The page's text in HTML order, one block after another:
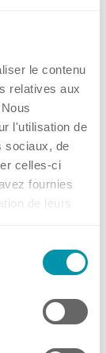
le contenu
relatives aux
l'utilisation de
sociaux, de
celles-ci
fournies
de leurs